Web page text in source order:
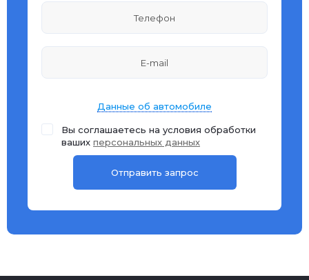
Данные об автомобиле
Вы соглашаетесь на условия обработки
ваших персональных данных